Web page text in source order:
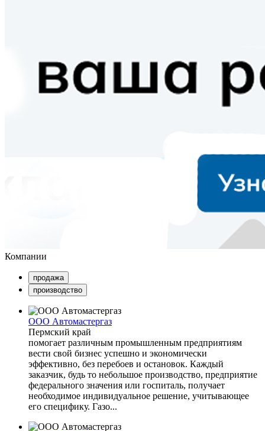
Компании
продажа
производство
ООО Автомастергаз
Пермский край
помогает различным промышленным предприятиям
вести свой бизнес успешно и экономически
эффективно, без перебоев и остановок. Каждый
заказчик, будь то небольшое производство, предприятие
федерального значения или госпиталь, получает
необходимое индивидуальное решение, учитывающее
его специфику. Газо...